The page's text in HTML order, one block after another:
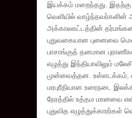
இயக்கம் மறைந்தது. இதற்கு
வெளியில்
அக்காலகட்டத்தின்
புதுவகையான புனைவை
பாசாங்குத் தனமான
எழுத்து இந்தியாவிலும்
முன்வைத்தன. உள்ளடக்கம்,
மரபுரீதியான உரைநடை
நேரத்தில் உத்தம மானவை
புதுவித